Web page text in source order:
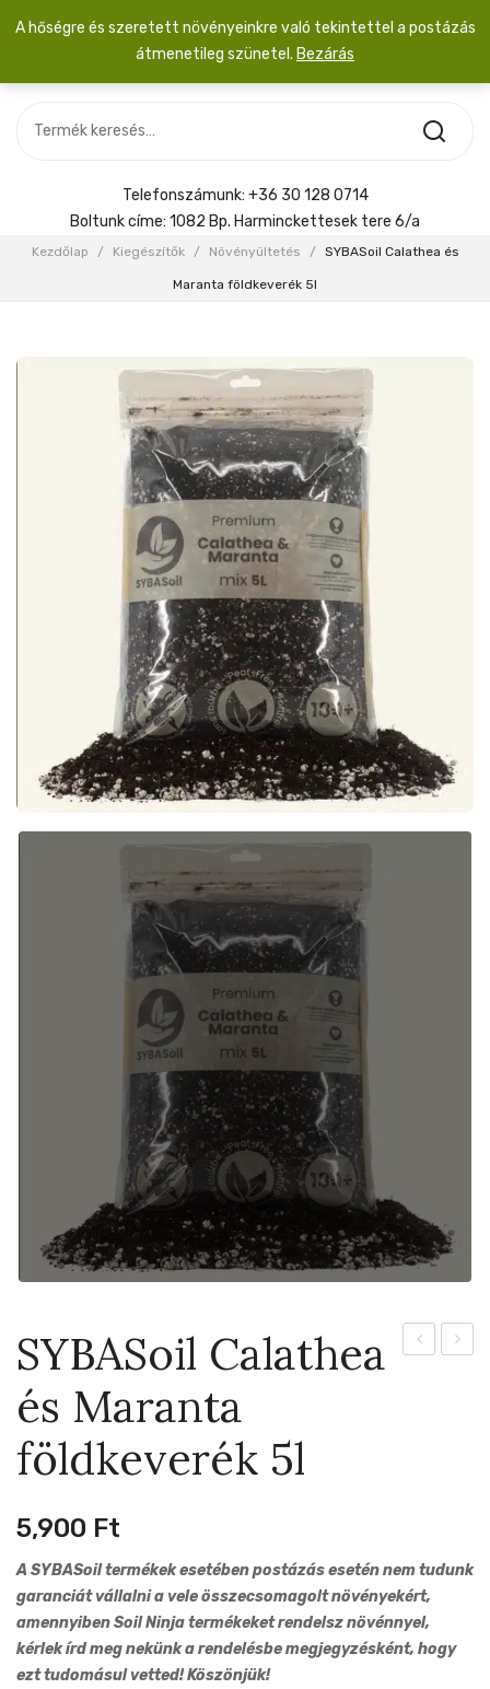
SZOBANÖVÉNY
KIEGÉSZÍTŐK
Menyasszonyi csokor
Telefonszámunk: +36 30 128 0714
Boltunk címe: 1082 Bp. Harminckettesek tere 6/a
Kezdőlap / Kiegészítők / Növényültetés / SYBASoil Calathea és
Maranta földkeverék 5l
SYBASoil Calathea
és Maranta
földkeverék 5l
5,900 Ft
A SYBASoil termékek esetében postázás esetén nem tudunk
garanciát vállalni a vele összecsomagolt növényekért,
amennyiben Soil Ninja termékeket rendelsz növénnyel,
kérlek írd meg nekünk a rendelésbe megjegyzésként, hogy
ezt tudomásul vetted! Köszönjük!
A hőségre és szeretett növényeinkre való tekintettel a postázás
átmenetileg szünetel. Bezárás